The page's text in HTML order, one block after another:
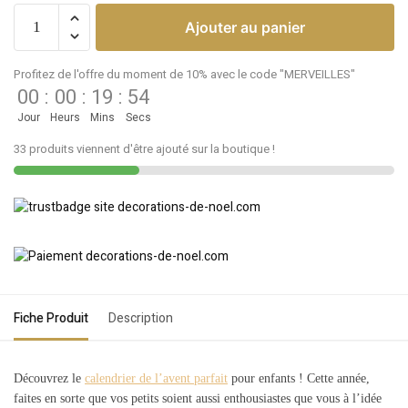
Ajouter au panier
Profitez de l'offre du moment de 10% avec le code "MERVEILLES"
00
Jour
: 00
Heurs
: 19
Mins
: 54
Secs
33 produits viennent d'être ajouté sur la boutique !
Fiche Produit Description
Découvrez le calendrier de l’avent parfait pour enfants ! Cette année,
faites en sorte que vos petits soient aussi enthousiastes que vous à l’idée